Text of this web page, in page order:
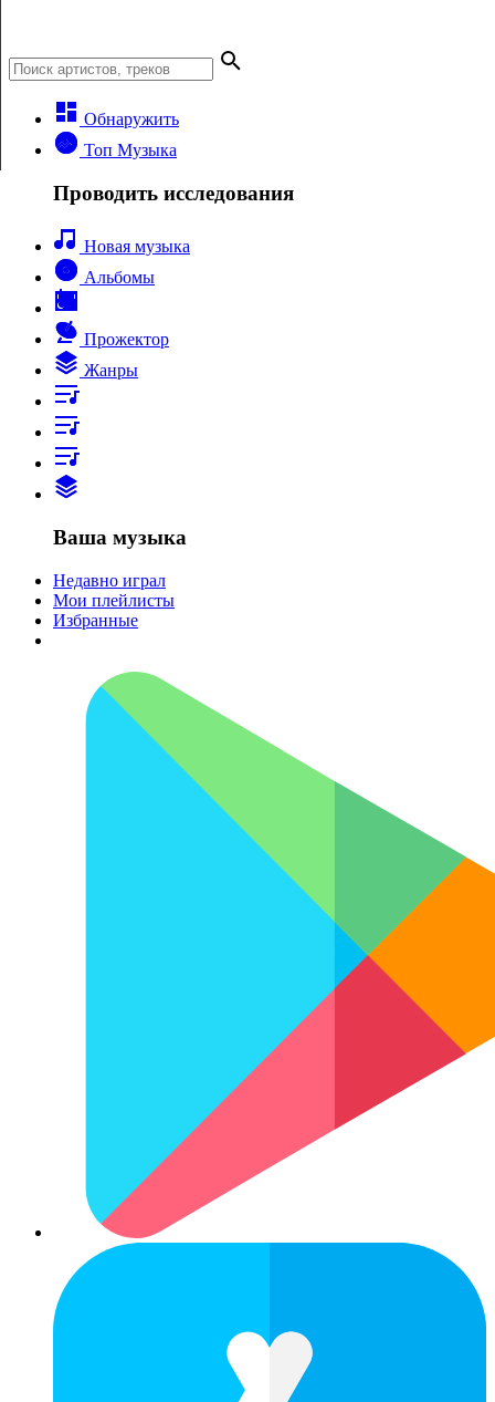
Обнаружить
Топ Музыка
Проводить исследования
Новая музыка
Альбомы
Прожектор
Жанры
Ваша музыка
Недавно играл
Мои плейлисты
Избранные